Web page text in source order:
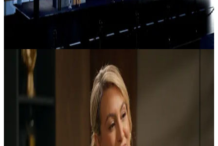
Locaux commerciaux Oussama Promotion :
une offre structurée en 4 piliers pour réussir
votre commerce à Alger
Actualités
1/21/2026